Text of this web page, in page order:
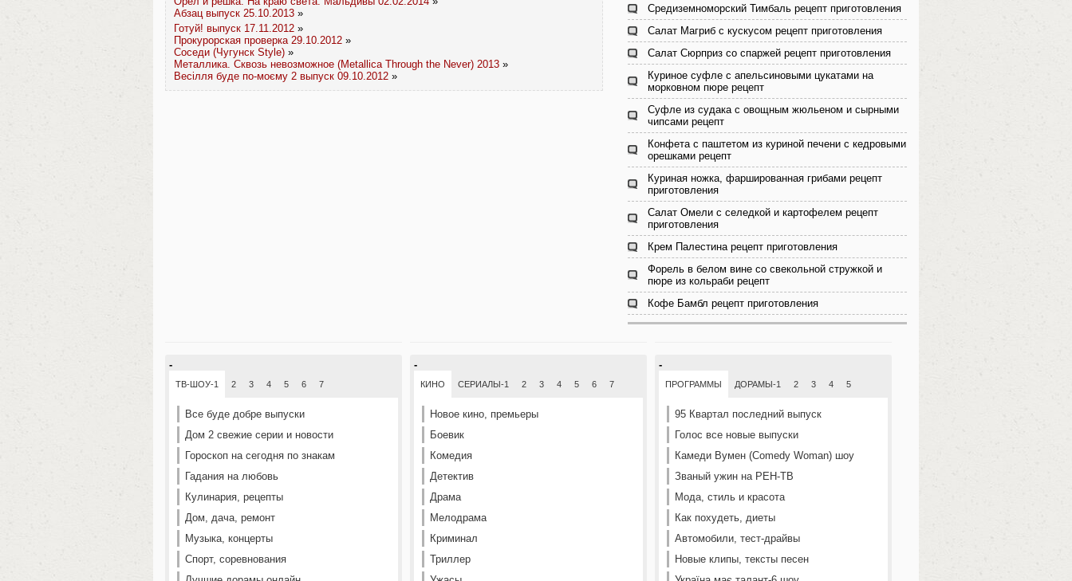
Абзац выпуск 25.10.2013 »
Готуй! выпуск 17.11.2012 »
Прокурорская проверка 29.10.2012 »
Соседи (Чугунск Style) »
Металлика. Сквозь невозможное (Metallica Through the Never) 2013 »
Весілля буде по-моєму 2 выпуск 09.10.2012 »
Средиземноморский Тимбаль рецепт приготовления
Салат Магриб с кускусом рецепт приготовления
Салат Сюрприз со спаржей рецепт приготовления
Куриное суфле с апельсиновыми цукатами на
морковном пюре рецепт
Суфле из судака с овощным жюльеном и сырными
чипсами рецепт
Конфета с паштетом из куриной печени с кедровыми
орешками рецепт
Куриная ножка, фаршированная грибами рецепт
приготовления
Салат Омели с селедкой и картофелем рецепт
приготовления
Крем Палестина рецепт приготовления
Форель в белом вине со свекольной стружкой и
пюре из кольраби рецепт
Кофе Бамбл рецепт приготовления
-
ТВ-ШОУ-1 2 3 4 5 6 7
Все буде добре выпуски
Дом 2 свежие серии и новости
Гороскоп на сегодня по знакам
Гадания на любовь
Кулинария, рецепты
Дом, дача, ремонт
Музыка, концерты
Спорт, соревнования
-
КИНО СЕРИАЛЫ-1 2 3 4 5 6 7
Новое кино, премьеры
Боевик
Комедия
Детектив
Драма
Мелодрама
Криминал
Триллер
-
ПРОГРАММЫ ДОРАМЫ-1 2 3 4 5
95 Квартал последний выпуск
Голос все новые выпуски
Камеди Вумен (Comedy Woman) шоу
Званый ужин на РЕН-ТВ
Мода, стиль и красота
Как похудеть, диеты
Автомобили, тест-драйвы
Новые клипы, тексты песен